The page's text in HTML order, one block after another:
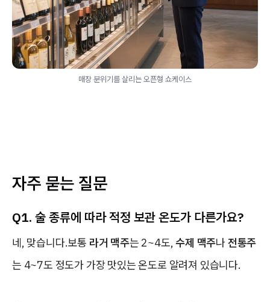
매장 분위기를 살리는 오픈형 쇼케이스
자주 묻는 질문
Q1. 술 종류에 따라 적정 보관 온도가 다른가요?
네, 맞습니다.보통 라거 맥주는 2~4도,수제 맥주나전통주
는 4~7도 정도가 가장 맛있는 온도로 알려져 있습니다.